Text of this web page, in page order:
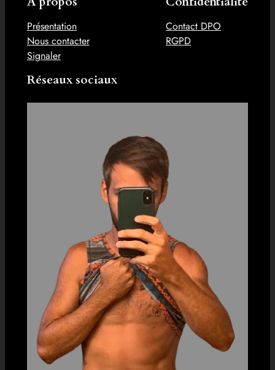
Présentation
Nous contacter
Signaler
Contact DPO
RGPD
Réseaux sociaux